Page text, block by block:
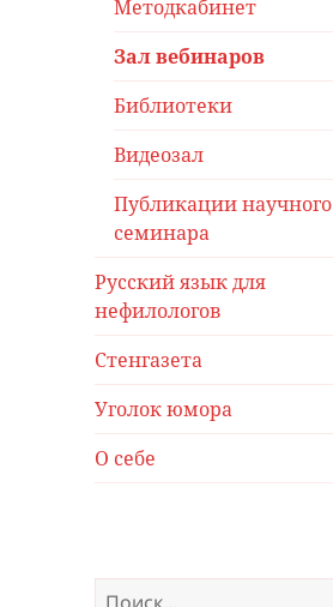
Методкабинет
Зал вебинаров
Библиотеки
Видеозал
Публикации научного
семинара
Русский язык для
нефилологов
Стенгазета
Уголок юмора
О себе
Найти: